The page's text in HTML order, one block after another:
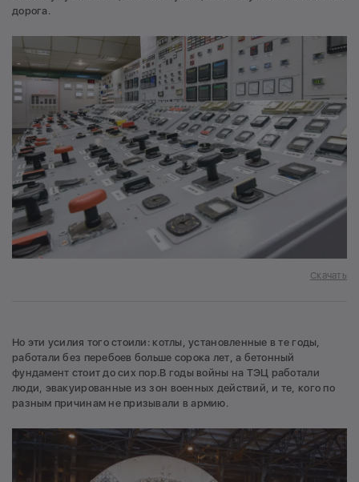
дорога.
Скачать
Но эти усилия того стоили: котлы, установленные в те годы,
работали без перебоев больше сорока лет, а бетонный
фундамент стоит до сих пор.В годы войны на ТЭЦ работали
люди, эвакуированные из зон военных действий, и те, кого по
разным причинам не призывали в армию.